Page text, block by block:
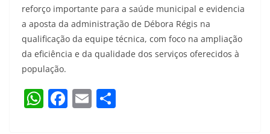
reforço importante para a saúde municipal e evidencia
a aposta da administração de Débora Régis na
qualificação da equipe técnica, com foco na ampliação
da eficiência e da qualidade dos serviços oferecidos à
população.
W F E